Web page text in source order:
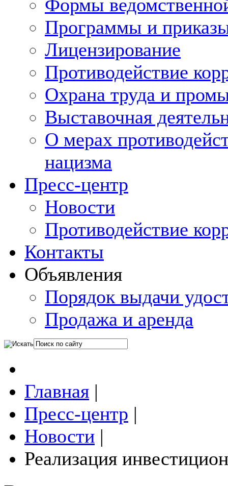
Формы
Программы и
Лицензирование
Противодействие
Охрана труда и
Выставочная
О мерах
нацизма
Пресс-центр
Новости
Противодействие
Контакты
Объявления
Порядок выдачи
Продажа и аренда
Главная |
Пресс-центр |
Новости |
Реализация